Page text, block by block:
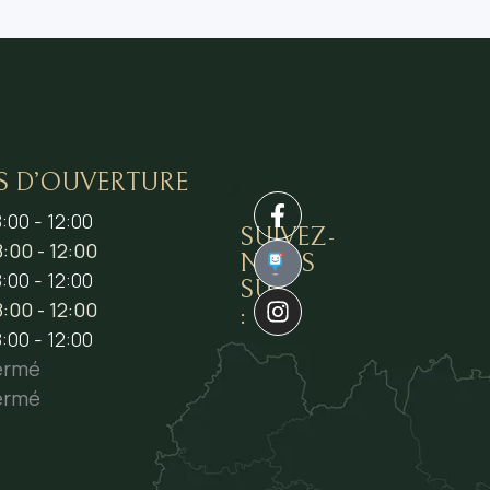
D’OUVERTURE
- 12:00
- 12:00
- 12:00
- 12:00
- 12:00
SUIVEZ-
NOUS
SUR
:
1